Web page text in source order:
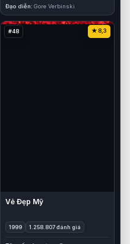
Đạo diễn Gore Verbinski
#48 8,3
Vẻ Đẹp Mỹ
1999 1.258.807 đánh giá